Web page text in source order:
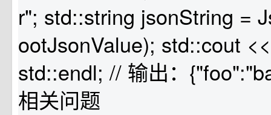
r"; std::string jsonString =
ootJsonValue); std::cout
std::endl; // 输出：
相关问题